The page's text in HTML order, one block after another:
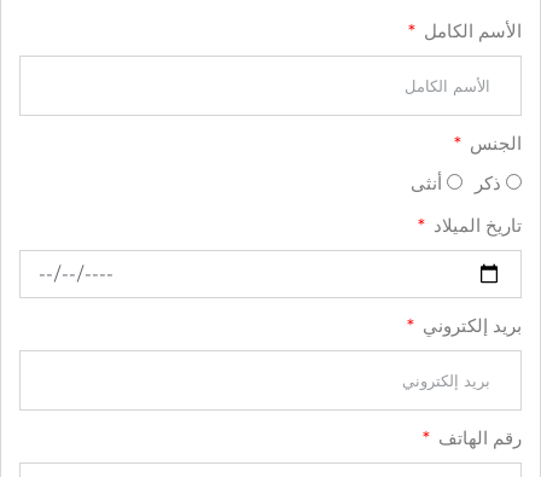
الأسم الكامل
الجنس
ذكر
أنثى
تاريخ الميلاد
بريد إلكتروني
رقم الهاتف